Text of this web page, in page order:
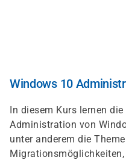
Windows 10
In diesem Kurs lernen
Administration von
unter anderem die
Migrationsmöglichkeiten,